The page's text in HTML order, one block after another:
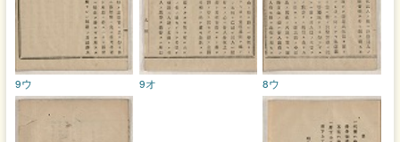
8ウ
9オ
9ウ